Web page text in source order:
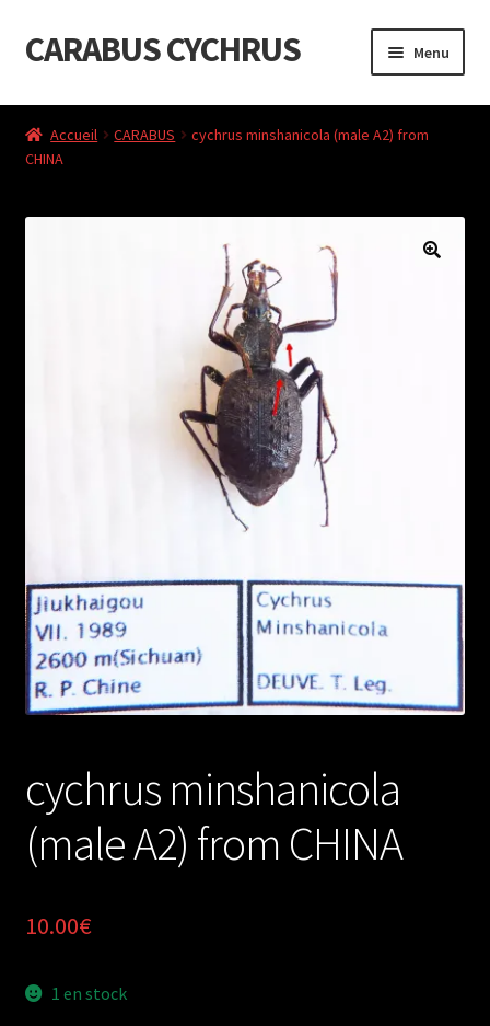
Aller
à
navigation
Aller
au
CARABUS CYCHRUS Menu
Accueil
Cart
Checkout
Accueil CARABUS
cychrus minshanicola (male A2) from
CHINA
cychrus minshanicola
(male A2) from CHINA
10.00€
1 en stock